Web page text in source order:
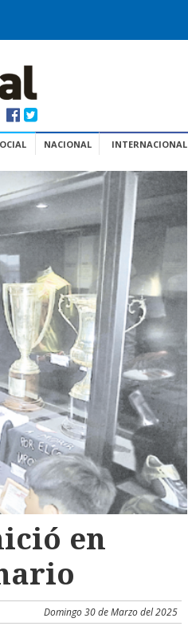
NACIONAL INTERNACIONAL
en
Domingo 30 de Marzo del 2025